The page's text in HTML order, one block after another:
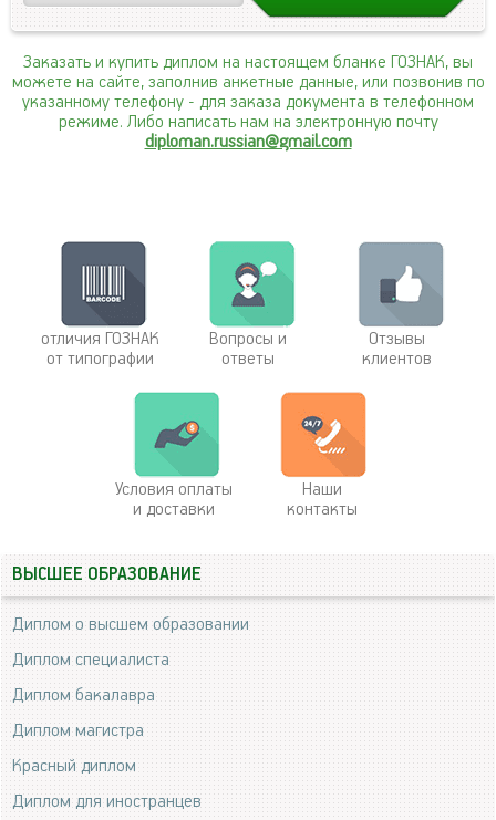
Заказать и купить диплом на настоящем бланке ГОЗНАК, вы
можете на сайте, заполнив анкетные данные, или позвонив по
указанному телефону - для заказа документа в телефонном
режиме. Либо написать нам на электронную почту
diploman.russian@gmail.com
отличия ГОЗНАК
от типографии
Вопросы и
ответы
Отзывы
клиентов
Условия оплаты
и доставки
Наши
контакты
ВЫСШЕЕ ОБРАЗОВАНИЕ
Диплом о высшем образовании
Диплом специалиста
Диплом бакалавра
Диплом магистра
Красный диплом
Диплом для иностранцев